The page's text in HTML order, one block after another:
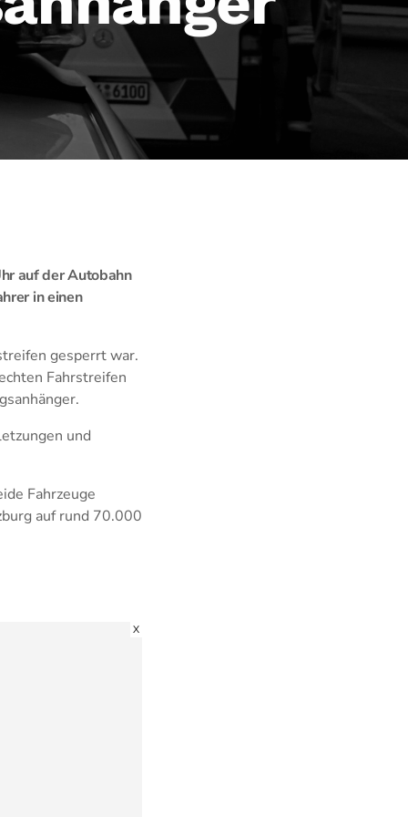
auf der Autobahn
in einen
gesperrt war.
Fahrstreifen
und
Fahrzeuge
auf rund 70.000
X